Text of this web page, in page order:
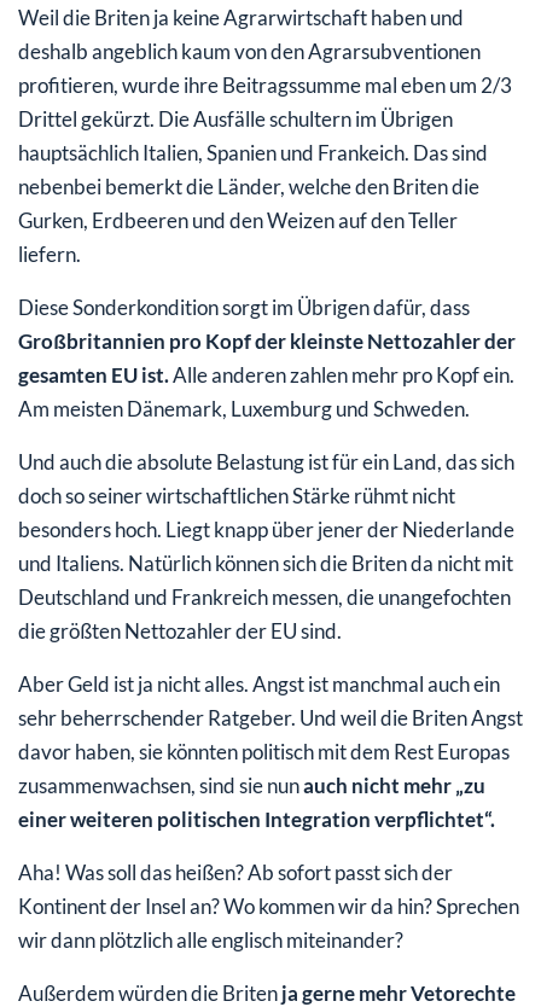
Weil die Briten ja keine Agrarwirtschaft haben und
deshalb angeblich kaum von den Agrarsubventionen
profitieren, wurde ihre Beitragssumme mal eben um 2/3
Drittel gekürzt. Die Ausfälle schultern im Übrigen
hauptsächlich Italien, Spanien und Frankeich. Das sind
nebenbei bemerkt die Länder, welche den Briten die
Gurken, Erdbeeren und den Weizen auf den Teller
liefern.
Diese Sonderkondition sorgt im Übrigen dafür, dass
Großbritannien pro Kopf der kleinste Nettozahler der
gesamten EU ist.Alle anderen zahlen mehr pro Kopf ein.
Am meisten Dänemark, Luxemburg und Schweden.
Und auch die absolute Belastung ist für ein Land, das sich
doch so seiner wirtschaftlichen Stärke rühmt nicht
besonders hoch. Liegt knapp über jener der Niederlande
und Italiens. Natürlich können sich die Briten da nicht mit
Deutschland und Frankreich messen, die unangefochten
die größten Nettozahler der EU sind.
Aber Geld ist ja nicht alles. Angst ist manchmal auch ein
sehr beherrschender Ratgeber. Und weil die Briten Angst
davor haben, sie könnten politisch mit dem Rest Europas
zusammenwachsen, sind sie nunauch nicht mehr „zu
einer weiteren politischen Integration verpflichtet“.
Aha! Was soll das heißen? Ab sofort passt sich der
Kontinent der Insel an? Wo kommen wir da hin? Sprechen
wir dann plötzlich alle englisch miteinander?
Außerdem würden die Britenja gerne mehr Vetorechte